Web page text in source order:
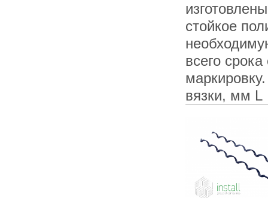
стойкое
всего
вязки, мм L